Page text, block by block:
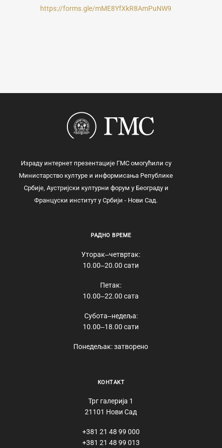
https://forms.gle/mME8YfXkR8AmPuNW9
Израду интернет презентације ГМС омогућили су
Министарство културе и информисања Републике
Србије, Аустријски културни форум у Београду и
Француски институт у Србији - Нови Сад.
РАДНО ВРЕМЕ
Уторак‒четвртак:
10.00‒20.00 сати
Петак:
10.00‒22.00 сата
Субота‒недеља:
10.00‒18.00 сати
Понедељак: затворено
КОНТАКТ
Трг галерија 1
21101 Нови Сад
+381 21 48 99 000
+381 21 48 99 013